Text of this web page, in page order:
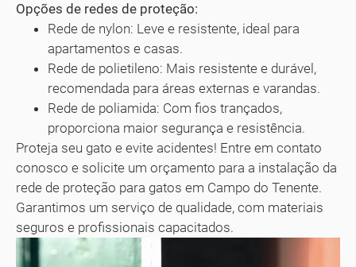
Opções de redes de proteção:
Rede de nylon: Leve e resistente, ideal para
apartamentos e casas.
Rede de polietileno: Mais resistente e durável,
recomendada para áreas externas e varandas.
Rede de poliamida: Com fios trançados,
proporciona maior segurança e resistência.
Proteja seu gato e evite acidentes! Entre em contato
conosco e solicite um orçamento para a instalação da
rede de proteção para gatos em Campo do Tenente.
Garantimos um serviço de qualidade, com materiais
seguros e profissionais capacitados.